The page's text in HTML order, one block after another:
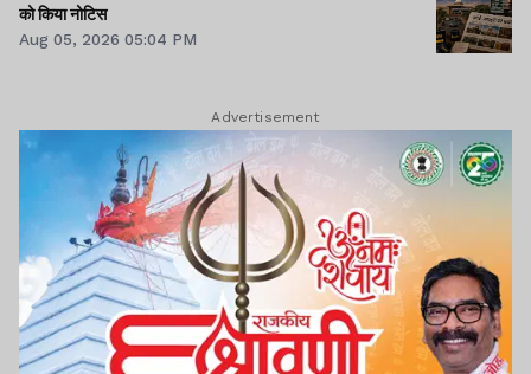
को किया नोटिस
Aug 05, 2026 05:04 PM
Advertisement